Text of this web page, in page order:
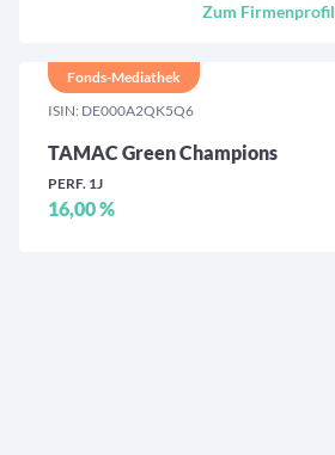
Zum Firmenprofil
ISIN: DE000A2QK5Q6
TAMAC Green Champions
PERF. 1J
16,00 %
Fonds-Mediathek